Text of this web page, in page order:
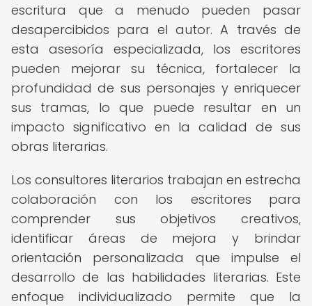
escritura que a menudo pueden pasar
desapercibidos para el autor. A través de
esta asesoría especializada, los escritores
pueden mejorar su técnica, fortalecer la
profundidad de sus personajes y enriquecer
sus tramas, lo que puede resultar en un
impacto significativo en la calidad de sus
obras literarias.
Los consultores literarios trabajan en estrecha
colaboración con los escritores para
comprender sus objetivos creativos,
identificar áreas de mejora y brindar
orientación personalizada que impulse el
desarrollo de las habilidades literarias. Este
enfoque individualizado permite que la